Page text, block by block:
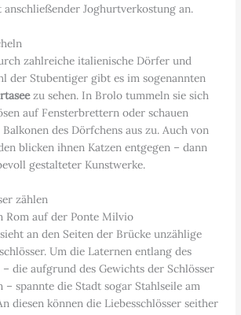
Joghurtverkostung an.
zahlreiche italienische Dörfer und
der Stubentiger gibt es im sogenannten
zu sehen. In Brolo tummeln sie sich
auf Fensterbrettern oder schauen
des Dörfchens aus zu. Auch von
blicken ihnen Katzen entgegen – dann
gestalteter Kunstwerke.
zählen
Rom auf der Ponte Milvio
an den Seiten der Brücke unzählige
Um die Laternen entlang des
– die aufgrund des Gewichts der Schlösser
spannte die Stadt sogar Stahlseile am
diesen können die Liebesschlösser seither